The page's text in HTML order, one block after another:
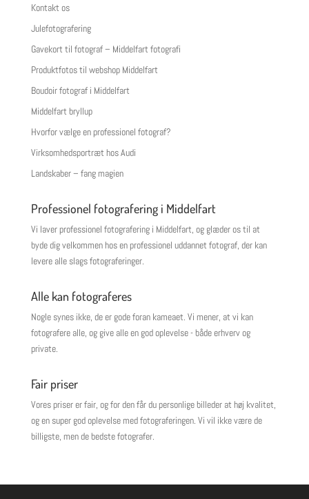
Kontakt os
Julefotografering
Gavekort til fotograf – Middelfart fotografi
Produktfotos til webshop Middelfart
Boudoir fotograf i Middelfart
Middelfart bryllup
Hvorfor vælge en professionel fotograf?
Virksomhedsportræt hos Audi
Landskaber – fang magien
Professionel fotografering i Middelfart
Vi laver professionel fotografering i Middelfart, og glæder os til at
byde dig velkommen hos en professionel uddannet fotograf, der kan
levere alle slags fotograferinger.
Alle kan fotograferes
Nogle synes ikke, de er gode foran kameaet. Vi mener, at vi kan
fotografere alle, og give alle en god oplevelse - både erhverv og
private.
Fair priser
Vores priser er fair, og for den får du personlige billeder at høj kvalitet,
og en super god oplevelse med fotograferingen. Vi vil ikke være de
billigste, men de bedste fotografer.